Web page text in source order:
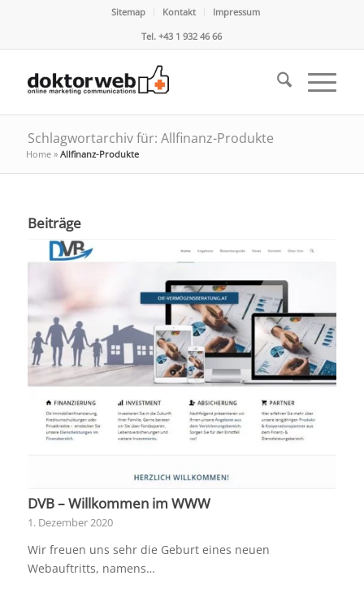
Sitemap Kontakt
Impressum
Tel. +43 1 932 46 66
Schlagwortarchiv für: Allfinanz-Produkte
Home» Allfinanz-Produkte
Beiträge
DVB – Willkommen im WWW
1. Dezember 2020
Wir freuen uns sehr die Geburt eines neuen
Webauftritts, namens…